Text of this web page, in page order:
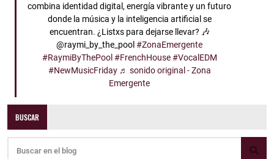
combina identidad digital, energía vibrante y un futuro
donde la música y la inteligencia artificial se
encuentran. ¿Listxs para dejarse llevar? 🎶
@raymi_by_the_pool#ZonaEmergente
#RaymiByThePool #FrenchHouse #VocalEDM
#NewMusicFriday ♬ sonido original - Zona
Emergente
BUSCAR